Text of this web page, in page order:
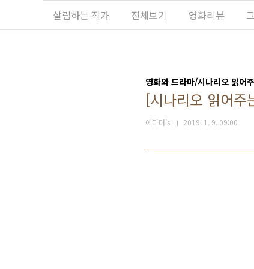
살림하는 작가 전체보기 영화리뷰
영화와 드라마/시나리오 읽어
[시나리오 읽어
에디터's 2019. 1. 9. 09:00